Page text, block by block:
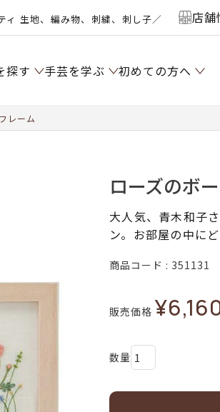
ィ 生地、編み物、刺繍、刺し子／ 店
探す 手芸を学ぶ 初めての方へ
レーム
ローズのボ
大人気、青木和子
ン。お部屋の中にど
商品コード 351131
販売価格 ¥